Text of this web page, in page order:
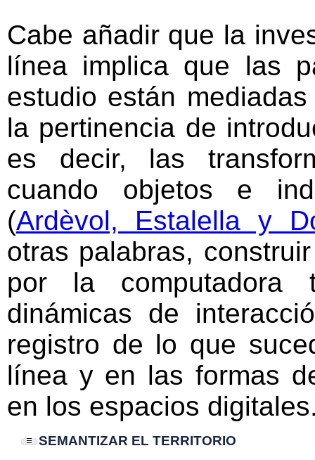
Cabe añadir que la
línea implica que las
estudio están
la pertinencia de
es decir, las
cuando objetos e
(Ardèvol, Estalella y
otras palabras,
por la computadora
dinámicas de
registro de lo que
línea y en las formas
en los espacios
☰
»INTRODUCCIÓN: DE LA ANTROPOLOGÍA
SEMANTIZAR EL TERRITORIO